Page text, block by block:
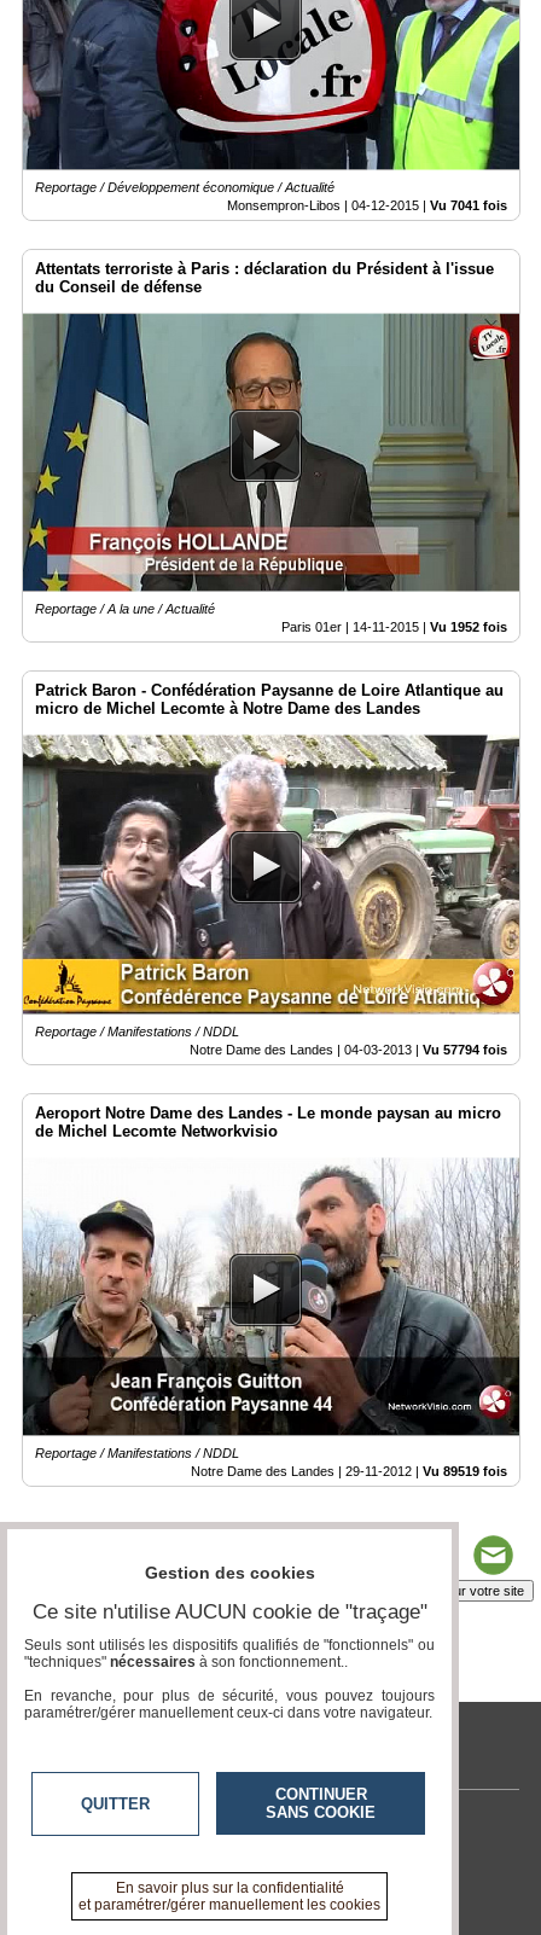
Reportage / Développement économique / Actualité
Monsempron-Libos | 04-12-2015 | Vu 7041 fois
Attentats terroriste à Paris : déclaration du Président à l'issue
du Conseil de défense
Reportage / A la une / Actualité
Paris 01er | 14-11-2015 Vu 1952 fois
Patrick Baron - Confédération Paysanne de Loire Atlantique au
micro de Michel Lecomte à Notre Dame des Landes
Reportage / Manifestations / NDDL
Notre Dame des Landes | 04-03-2013 | Vu 57794 fois
Aeroport Notre Dame des Landes - Le monde paysan au micro
de Michel Lecomte Networkvisio
Reportage / Manifestations / NDDL
Notre Dame des Landes | 29-11-2012 | Vu 89519 fois
Insérez sur votre site
tvcitoyenne.com
Contactez-nous
A propos de tvcitoyenne.com
Gestion des cookies
Ce site n'utilise AUCUN cookie de "traçage"
Seuls sont utilisés les dispositifs qualifiés de "fonctionnels" ou
"techniques" nécessaires à son fonctionnement..
En revanche, pour plus de sécurité, vous pouvez toujours
paramétrer/gérer manuellement ceux-ci dans votre navigateur.
QUITTER
CONTINUER
SANS COOKIE
En savoir plus sur la confidentialité
et paramétrer/gérer manuellement les cookies